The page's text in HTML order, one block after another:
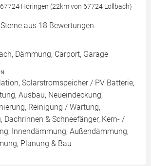
Höringen (22km von 67724 Löllbach)
Sterne aus 18 Bewertungen
Dämmung, Carport, Garage
Solarstromspeicher / PV Batterie,
Ausbau, Neueindeckung,
Reinigung / Wartung,
Dachrinnen & Schneefänger, Kern- /
Innendämmung, Außendämmung,
Planung & Bau